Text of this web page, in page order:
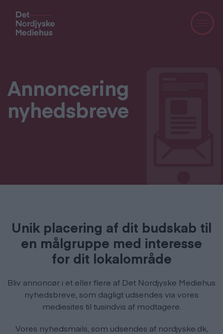
Annoncering
nyhedsbreve
Unik placering af dit budskab til
en målgruppe med interesse
for dit lokalområde
Bliv annoncør i et eller flere af Det Nordjyske Mediehus
nyhedsbreve, som dagligt udsendes via vores
mediesites til tusindvis af modtagere.
Vores nyhedsmails, som udsendes af nordjyske.dk,